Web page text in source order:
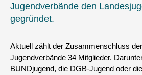
Jugendverbände den
gegründet.
Aktuell zählt der Zusammenschluss
Jugendverbände 34 Mitglieder.
BUNDjugend, die DGB-Jugend oder